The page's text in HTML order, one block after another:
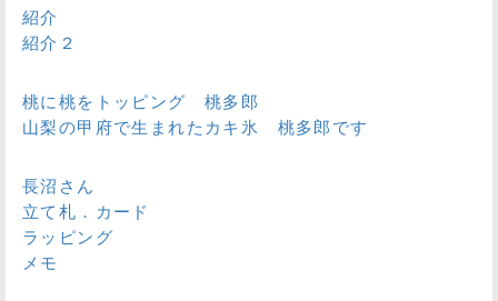
紹介
紹介２
桃に桃をトッピング 桃多郎
山梨の甲府で生まれたカキ氷 桃多郎です
長沼さん
立て札．カード
ラッピング
メモ